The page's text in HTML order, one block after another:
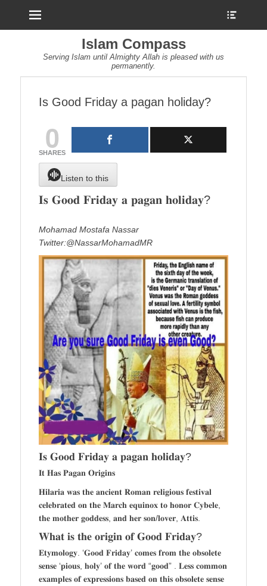
Islam Compass
Serving Islam until Almighty Allah is pleased with us
permanently.
Is Good Friday a pagan holiday?
0
SHARES
Listen to this
𝐈𝐬 𝐆𝐨𝐨𝐝 𝐅𝐫𝐢𝐝𝐚𝐲 𝐚 𝐩𝐚𝐠𝐚𝐧 𝐡𝐨𝐥𝐢𝐝𝐚𝐲?
Mohamad Mostafa Nassar
Twitter:@NassarMohamadMR
𝐈𝐬 𝐆𝐨𝐨𝐝 𝐅𝐫𝐢𝐝𝐚𝐲 𝐚 𝐩𝐚𝐠𝐚𝐧 𝐡𝐨𝐥𝐢𝐝𝐚𝐲?
𝐈𝐭 𝐇𝐚𝐬 𝐏𝐚𝐠𝐚𝐧 𝐎𝐫𝐢𝐠𝐢𝐧𝐬
𝐇𝐢𝐥𝐚𝐫𝐢𝐚 𝐰𝐚𝐬 𝐭𝐡𝐞 𝐚𝐧𝐜𝐢𝐞𝐧𝐭 𝐑𝐨𝐦𝐚𝐧 𝐫𝐞𝐥𝐢𝐠𝐢𝐨𝐮𝐬 𝐟𝐞𝐬𝐭𝐢𝐯𝐚𝐥
𝐜𝐞𝐥𝐞𝐛𝐫𝐚𝐭𝐞𝐝 𝐨𝐧 𝐭𝐡𝐞 𝐌𝐚𝐫𝐜𝐡 𝐞𝐪𝐮𝐢𝐧𝐨𝐱 𝐭𝐨 𝐡𝐨𝐧𝐨𝐫 𝐂𝐲𝐛𝐞𝐥𝐞,
𝐭𝐡𝐞 𝐦𝐨𝐭𝐡𝐞𝐫 𝐠𝐨𝐝𝐝𝐞𝐬𝐬, 𝐚𝐧𝐝 𝐡𝐞𝐫 𝐬𝐨𝐧/𝐥𝐨𝐯𝐞𝐫, 𝐀𝐭𝐭𝐢𝐬.
𝐖𝐡𝐚𝐭 𝐢𝐬 𝐭𝐡𝐞 𝐨𝐫𝐢𝐠𝐢𝐧 𝐨𝐟 𝐆𝐨𝐨𝐝 𝐅𝐫𝐢𝐝𝐚𝐲?
𝐄𝐭𝐲𝐦𝐨𝐥𝐨𝐠𝐲. ‘𝐆𝐨𝐨𝐝 𝐅𝐫𝐢𝐝𝐚𝐲’ 𝐜𝐨𝐦𝐞𝐬 𝐟𝐫𝐨𝐦 𝐭𝐡𝐞 𝐨𝐛𝐬𝐨𝐥𝐞𝐭𝐞
𝐬𝐞𝐧𝐬𝐞 ‘𝐩𝐢𝐨𝐮𝐬, 𝐡𝐨𝐥𝐲’ 𝐨𝐟 𝐭𝐡𝐞 𝐰𝐨𝐫𝐝 “𝐠𝐨𝐨𝐝” . 𝐋𝐞𝐬𝐬 𝐜𝐨𝐦𝐦𝐨𝐧
𝐞𝐱𝐚𝐦𝐩𝐥𝐞𝐬 𝐨𝐟 𝐞𝐱𝐩𝐫𝐞𝐬𝐬𝐢𝐨𝐧𝐬 𝐛𝐚𝐬𝐞𝐝 𝐨𝐧 𝐭𝐡𝐢𝐬 𝐨𝐛𝐬𝐨𝐥𝐞𝐭𝐞 𝐬𝐞𝐧𝐬𝐞